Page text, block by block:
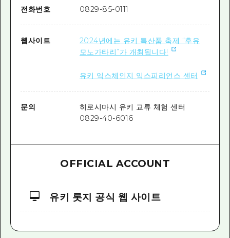
전화번호 0829-85-0111
웹사이트
2024년에는 유키 특산품 축제 “후유
모노가타리”가 개최됩니다!
유키 익스체인지 익스피리언스 센터
문의
히로시마시 유키 교류 체험 센터
0829-40-6016
OFFICIAL ACCOUNT
유키 롯지 공식 웹 사이트